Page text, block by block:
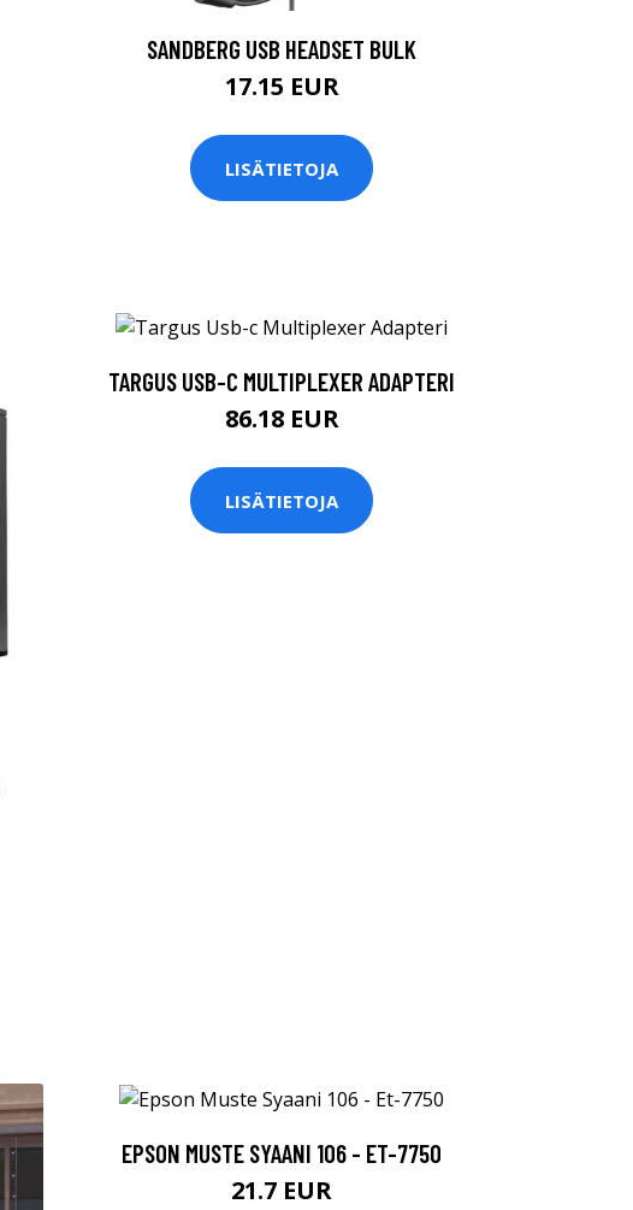
SANDBERG USB HEADSET BULK
17.15 EUR
LISÄTIETOJA
TARGUS USB-C MULTIPLEXER ADAPTERI
86.18 EUR
LISÄTIETOJA
EPSON MUSTE SYAANI 106 - ET-7750
21.7 EUR